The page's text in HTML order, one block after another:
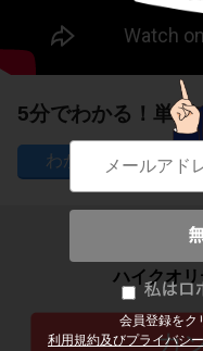
会員登録をク
利用規約及びプライバシ
5分でわかる！単項
237
子どもの勉
ハイクオ